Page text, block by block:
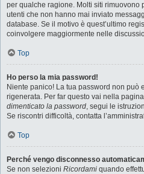
per qualche ragione. Molti siti rimuovono
utenti che non hanno mai inviato
database. Se il motivo è quest’ultimo
coinvolgere maggiormente nelle
Top
Ho perso la mia password!
Niente panico! La tua password non può
rigenerata. Per far questo vai nella
dimenticato la password, segui le
Se riscontri difficoltà, contatta
Top
Perché vengo disconnesso
Se non selezioni Ricordami quando